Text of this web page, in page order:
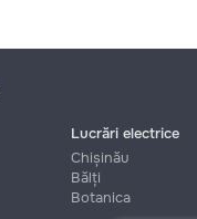
Lucrări electrice
Chișinău
Bălți
Botanica